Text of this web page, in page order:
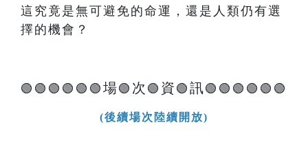
這究竟是無可避免的命運，還是人類仍有選
擇的機會？
🟢🟢🟢🟢🟢🟢 場🟢 次 🟢 資 🟢 訊🟢🟢🟢🟢🟢🟢
(後續場次陸續開放)